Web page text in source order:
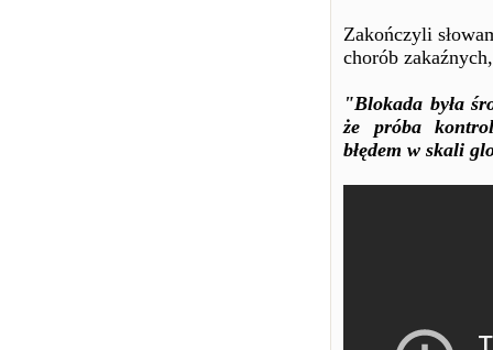
Zakończyli
chorób
"Blokada była
że próba
błędem w skali